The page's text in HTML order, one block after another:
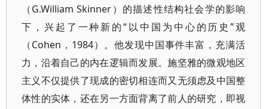
（G.William Skinner）的描述性结构社会学的影响
下，兴起了一种新的“以中国为中心的历史”观
（Cohen，1984）。他发现中国事件丰富，充满活
力，沿着自己的内在逻辑而发展。施坚雅的微观地区
主义不仅提供了现成的密切相连而又无须虑及中国整
体性的实体，还在另一方面背离了前人的研究，即视